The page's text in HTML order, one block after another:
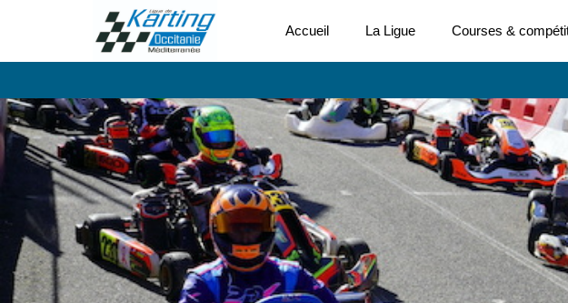
Accueil La Ligue Courses &